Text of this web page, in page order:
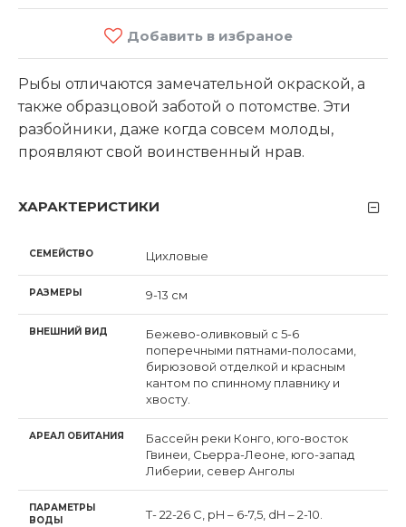
Добавить в избраное
Рыбы отличаются замечательной окраской, а
также образцовой заботой о потомстве. Эти
разбойники, даже когда совсем молоды,
проявляют свой воинственный нрав.
ХАРАКТЕРИСТИКИ
СЕМЕЙСТВО Цихловые
РАЗМЕРЫ 9-13 см
ВНЕШНИЙ ВИД
Бежево-оливковый с 5-6
поперечными пятнами-полосами,
бирюзовой отделкой и красным
кантом по спинному плавнику и
хвосту.
АРЕАЛ ОБИТАНИЯ
Бассейн реки Конго, юго-восток
Гвинеи, Сьерра-Леоне, юго-запад
Либерии, север Анголы
ПАРАМЕТРЫ
ВОДЫ
Т- 22-26 С, pH – 6-7,5, dH – 2-10.